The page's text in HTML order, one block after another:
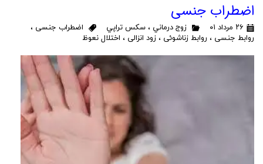
اضطراب جنسی
۲۶ مرداد ۰۱ زوج درماني ، سكس تراپي اضطراب جنسی ،
روابط جنسی ، روابط زناشوئی ، زود انزالی ، اختلال نعوظ